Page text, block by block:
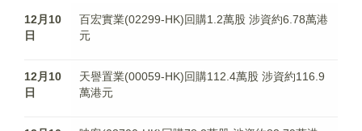
12月10
日
百宏實業(02299-HK)回購1.2萬股 涉資約6.78萬港
元
12月10
日
天譽置業(00059-HK)回購112.4萬股 涉資約116.9
萬港元